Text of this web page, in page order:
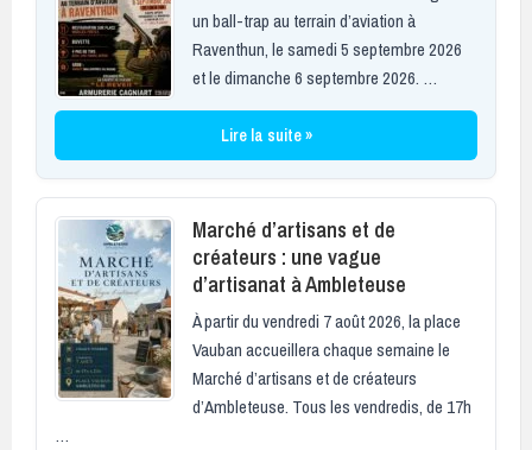
un ball-trap au terrain d’aviation à
Raventhun, le samedi 5 septembre 2026
et le dimanche 6 septembre 2026. …
Lire la suite »
Marché d’artisans et de
créateurs : une vague
d’artisanat à Ambleteuse
À partir du vendredi 7 août 2026, la place
Vauban accueillera chaque semaine le
Marché d’artisans et de créateurs
d’Ambleteuse. Tous les vendredis, de 17h
…